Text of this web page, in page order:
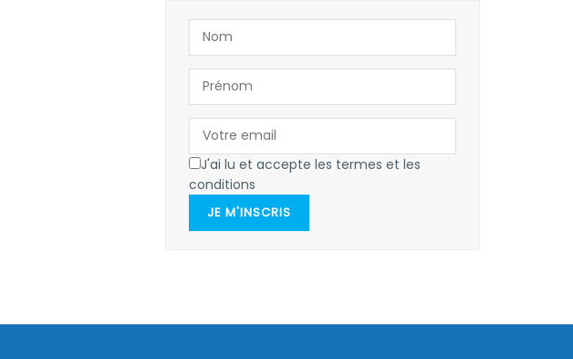
J'ai lu et accepte les termes et les
conditions
JE M'INSCRIS